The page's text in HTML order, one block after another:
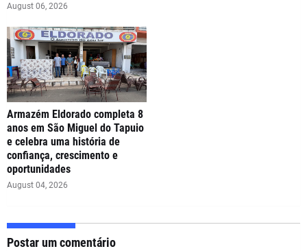
August 06, 2026
Armazém Eldorado completa 8
anos em São Miguel do Tapuio
e celebra uma história de
confiança, crescimento e
oportunidades
August 04, 2026
Postar um comentário